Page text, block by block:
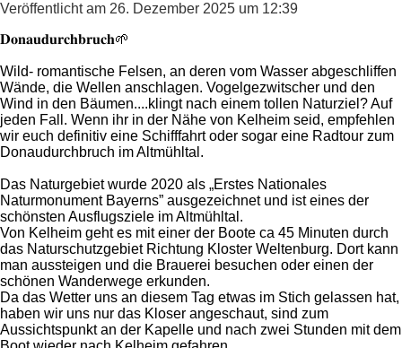
Veröffentlicht am 26. Dezember 2025 um 12:39
𝐃𝐨𝐧𝐚𝐮𝐝𝐮𝐫𝐜𝐡𝐛𝐫𝐮𝐜𝐡🌱
Wild- romantische Felsen, an deren vom Wasser abgeschliffen
Wände, die Wellen anschlagen. Vogelgezwitscher und den
Wind in den Bäumen....klingt nach einem tollen Naturziel? Auf
jeden Fall. Wenn ihr in der Nähe von Kelheim seid, empfehlen
wir euch definitiv eine Schifffahrt oder sogar eine Radtour zum
Donaudurchbruch im Altmühltal.
Das Naturgebiet wurde 2020 als „Erstes Nationales
Naturmonument Bayerns” ausgezeichnet und ist eines der
schönsten Ausflugsziele im Altmühltal.
Von Kelheim geht es mit einer der Boote ca 45 Minuten durch
das Naturschutzgebiet Richtung Kloster Weltenburg. Dort kann
man aussteigen und die Brauerei besuchen oder einen der
schönen Wanderwege erkunden.
Da das Wetter uns an diesem Tag etwas im Stich gelassen hat,
haben wir uns nur das Kloser angeschaut, sind zum
Aussichtspunkt an der Kapelle und nach zwei Stunden mit dem